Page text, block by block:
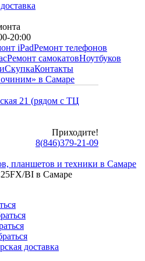
20:00
iPadРемонт телефонов
Ремонт самокатовНоутбуков
СкупкаКонтакты
21 (рядом с ТЦ
Приходите!
8(846)379-21-09
планшетов и техники в Самаре
BI в Самаре
доставка